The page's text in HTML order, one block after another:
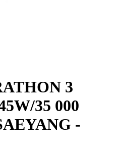
3
35 000
-